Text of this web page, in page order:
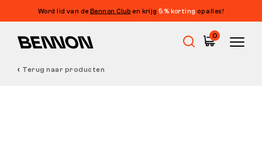
Word lid van de Bennon Club en krijg 5% korting op alles!
0
Terug naar producten